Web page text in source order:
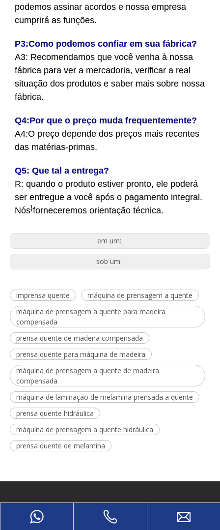
podemos assinar acordos e nossa empresa
cumprirá as funções.
P3:Como podemos confiar em sua fábrica?
A3: Recomendamos que você venha à nossa
fábrica para ver a mercadoria, verificar a real
situação dos produtos e saber mais sobre nossa
fábrica.
Q4:Por que o preço muda frequentemente?
A4:O preço depende dos preços mais recentes
das matérias-primas.
Q5: Que tal a entrega?
R: quando o produto estiver pronto, ele poderá
ser entregue a você após o pagamento integral.
Nós}forneceremos orientação técnica.
em um:
sob um:
imprensa quente
máquina de prensagem a quente
máquina de prensagem a quente para madeira
compensada
prensa quente de madeira compensada
prensa quente para máquina de madeira
máquina de prensagem a quente de madeira
compensada
máquina de laminação de melamina prensada a quente
prensa quente hidráulica
máquina de prensagem a quente hidráulica
prensa quente de melamina
SOBRE